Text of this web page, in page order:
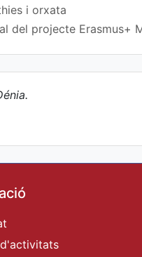
i orxata
del projecte Erasmus+